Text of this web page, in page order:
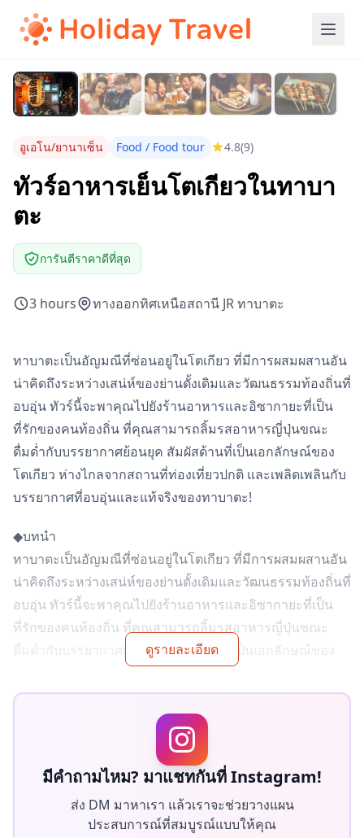
อูเอโน/ยานาเซ็น Food / Food tour 4.8(9)
ทัวร์อาหารเย็นโตเกียวในทาบา
ตะ
การันตีราคาดีที่สุด
3 hours ทางออกทิศเหนือสถานี JR ทาบาตะ
ทาบาตะเป็นอัญมณีที่ซ่อนอยู่ในโตเกียว ที่มีการผสมผสานอัน
น่าคิดถึงระหว่างเสน่ห์ของย่านดั้งเดิมและวัฒนธรรมท้องถิ่นที่
อบอุ่น ทัวร์นี้จะพาคุณไปยังร้านอาหารและอิซากายะที่เป็น
ที่รักของคนท้องถิ่น ที่คุณสามารถลิ้มรสอาหารญี่ปุ่นขณะ
ดื่มด่ำกับบรรยากาศย้อนยุค สัมผัสด้านที่เป็นเอกลักษณ์ของ
โตเกียว ห่างไกลจากสถานที่ท่องเที่ยวปกติ และเพลิดเพลินกับ
บรรยากาศที่อบอุ่นและแท้จริงของทาบาตะ!
◆บทนำ
ทาบาตะเป็นอัญมณีที่ซ่อนอยู่ในโตเกียว ที่มีการผสมผสานอัน
น่าคิดถึงระหว่างเสน่ห์ของย่านดั้งเดิมและวัฒนธรรมท้องถิ่นที่
อบอุ่น ทัวร์นี้จะพาคุณไปยังร้านอาหารและอิซากายะที่เป็น
ที่รักของคนท้องถิ่น ที่คุณสามารถลิ้มรสอาหารญี่ปุ่นขณะ
ดื่มด่ำกับบรรยากาศย้อนยุค สัมผัสด้านที่เป็นเอกลักษณ์ของ
โตเกียว ห่างไกลจากสถานที่ท่องเที่ยวปกติ และเพลิดเพลินกับ
บรรยากาศที่อบอุ่นและแท้จริงของทาบาตะ!
・เยี่ยมชมอิซากายะและร้านอาหารท้องถิ่นที่เป็นที่รักของ
・สัมผัสรสชาติญี่ปุ่นแบบดั้งเดิมในบรรยากาศย้อนยุคของย่าน
・เพลิดเพลินกับบรรยากาศที่อบอุ่นและเป็นมิตรพร้อมอาหาร
ดูรายละเอียด
มีคำถามไหม? มาแชทกันที่ Instagram!
ส่ง DM มาหาเรา แล้วเราจะช่วยวางแผน
ประสบการณ์ที่สมบูรณ์แบบให้คุณ